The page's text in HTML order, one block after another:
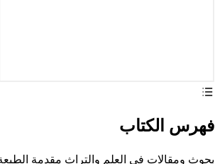
فهرس الكتاب
بحوث ومقالات في العلم والتراث مقدمة الطبعة